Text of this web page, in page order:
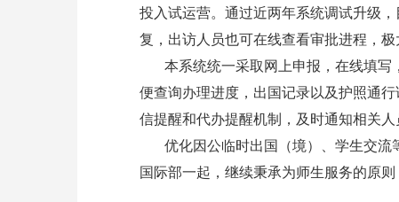
投入试运营。通过近两年系统调试升级
复，出访人员也可在线查看审批进程，
本系统统一采取网上申报，在线填写
便查询办理进度，出国记录以及护照通
信提醒和代办提醒机制，及时通知相关
优化因公临时出国（境）、学生交流
国际部一起，继续秉承为师生服务的原